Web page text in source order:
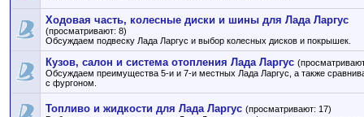
Ходовая часть, колесные диски и шины для Лада Ларгус
(просматривают: 8)
Обсуждаем подвеску Лада Ларгус и выбор колесных дисков и покрышек.
Кузов, салон и система отопления Лада Ларгус
Обсуждаем преимущества 5-и и 7-и местных Лада Ларгус, а также
с фургоном.
Топливо и жидкости для Лада Ларгус (просматривают: 17)